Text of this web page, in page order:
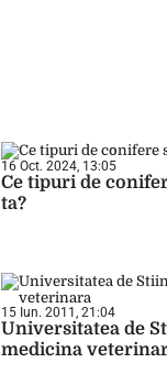
16 Oct. 2024, 13:05
Ce tipuri de
ta?
15 Iun. 2011, 21:04
Universitatea de
medicina